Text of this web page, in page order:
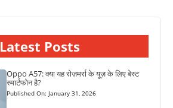
Latest Posts
Oppo A57: क्या यह रोज़मर्रा के यूज़ के लिए बेस्ट
स्मार्टफोन है?
Published On: January 31, 2026